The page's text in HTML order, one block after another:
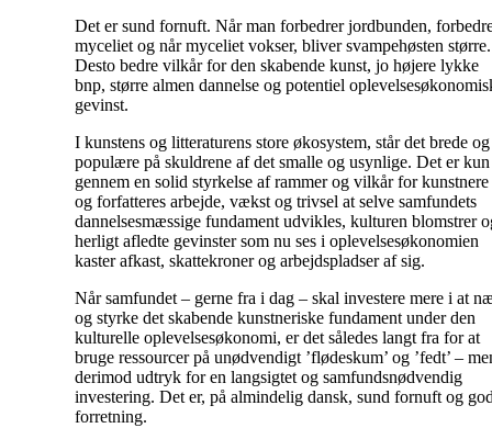
Det er sund fornuft. Når man forbedrer jordbunden,
myceliet og når myceliet vokser, bliver svampehøsten større.
Desto bedre vilkår for den skabende kunst, jo højere lykke
bnp, større almen dannelse og potentiel
gevinst.
I kunstens og litteraturens store økosystem, står det brede og
populære på skuldrene af det smalle og usynlige. Det er kun
gennem en solid styrkelse af rammer og vilkår for kunstnere
og forfatteres arbejde, vækst og trivsel at selve samfundets
dannelsesmæssige fundament udvikles, kulturen blomstrer
herligt afledte gevinster som nu ses i oplevelsesøkonomien
kaster afkast, skattekroner og arbejdspladser af sig.
Når samfundet – gerne fra i dag – skal investere mere i at
og styrke det skabende kunstneriske fundament under den
kulturelle oplevelsesøkonomi, er det således langt fra for at
bruge ressourcer på unødvendigt ’flødeskum’ og ’fedt’ –
derimod udtryk for en langsigtet og samfundsnødvendig
investering. Det er, på almindelig dansk, sund fornuft og
forretning.